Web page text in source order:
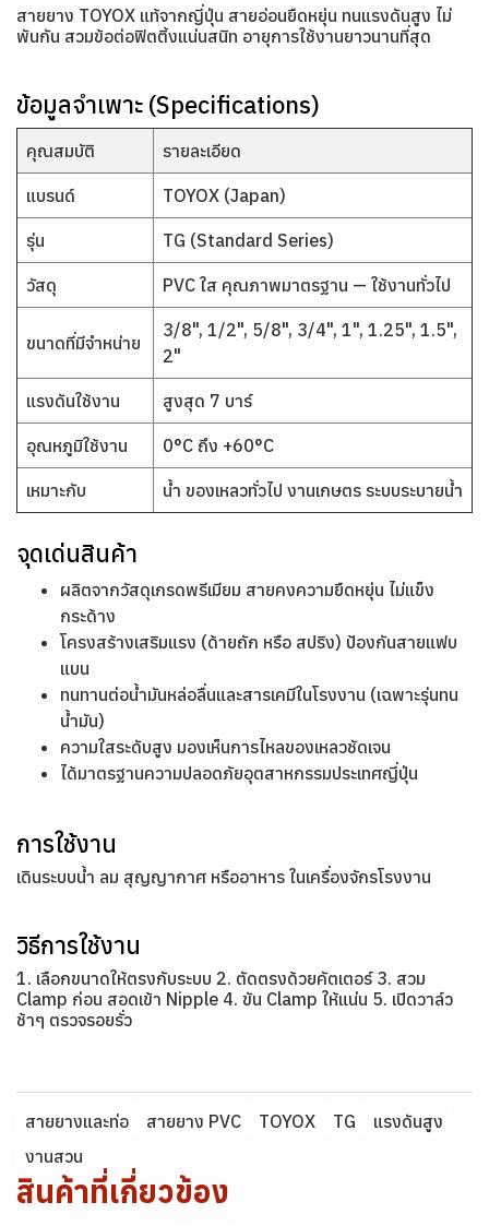
สายยาง TOYOX แท้จากญี่ปุ่น สายอ่อนยืดหยุ่น ทนแรงดันสูง ไม่
พันกัน สวมข้อต่อฟิตติ้งแน่นสนิท อายุการใช้งานยาวนานที่สุด
ข้อมูลจำเพาะ (Specifications)
คุณสมบัติ รายละเอียด
แบรนด์ TOYOX (Japan)
รุ่น TG (Standard Series)
วัสดุ PVC ใส คุณภาพมาตรฐาน — ใช้งานทั่วไป
ขนาดที่มีจำหน่าย
3/8", 1/2", 5/8", 3/4", 1", 1.25", 1.5",
2"
แรงดันใช้งาน สูงสุด 7 บาร์
อุณหภูมิใช้งาน 0°C ถึง +60°C
เหมาะกับ น้ำ ของเหลวทั่วไป งานเกษตร ระบบระบายน้ำ
จุดเด่นสินค้า
ผลิตจากวัสดุเกรดพรีเมียม สายคงความยืดหยุ่น ไม่แข็ง
กระด้าง
โครงสร้างเสริมแรง (ด้ายถัก หรือ สปริง) ป้องกันสายแฟบ
แบน
ทนทานต่อน้ำมันหล่อลื่นและสารเคมีในโรงงาน (เฉพาะรุ่นทน
น้ำมัน)
ความใสระดับสูง มองเห็นการไหลของเหลวชัดเจน
ได้มาตรฐานความปลอดภัยอุตสาหกรรมประเทศญี่ปุ่น
การใช้งาน
เดินระบบน้ำ ลม สุญญากาศ หรืออาหาร ในเครื่องจักรโรงงาน
วิธีการใช้งาน
1. เลือกขนาดให้ตรงกับระบบ 2. ตัดตรงด้วยคัตเตอร์ 3. สวม
Clamp ก่อน สอดเข้า Nipple 4. ขัน Clamp ให้แน่น 5. เปิดวาล์ว
ช้าๆ ตรวจรอยรั่ว
สายยางและท่อ สายยาง PVC TOYOX TG
แรงดันสูง
งานสวน
สินค้าที่เกี่ยวข้อง